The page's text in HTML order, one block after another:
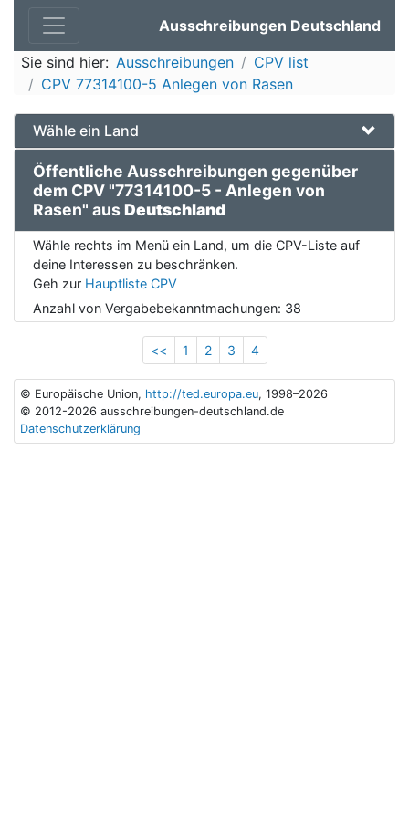
Ausschreibungen Deutschland
Sie sind hier: Ausschreibungen
CPV list
CPV 77314100-5 Anlegen von Rasen
Wähle ein Land
Öffentliche Ausschreibungen gegenüber
dem CPV "77314100-5 - Anlegen von
Rasen" ausDeutschland
Wähle rechts im Menü ein Land, um die CPV-Liste auf
deine Interessen zu beschränken.
Geh zur Hauptliste CPV
Anzahl von Vergabebekanntmachungen: 38
<< 1 2 3 4
© Europäische Union, http://ted.europa.eu, 1998–2026
© 2012-2026 ausschreibungen-deutschland.de
Datenschutzerklärung